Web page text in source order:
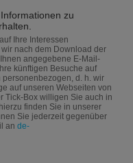
Ihre Interessen
nach dem Download der
angegebene E-Mail-
künftigen Besuche auf
d. h. wir
auf unseren Webseiten von
Tick-Box willigen Sie auch in
finden Sie in unserer
Sie jederzeit gegenüber
an de-
zu